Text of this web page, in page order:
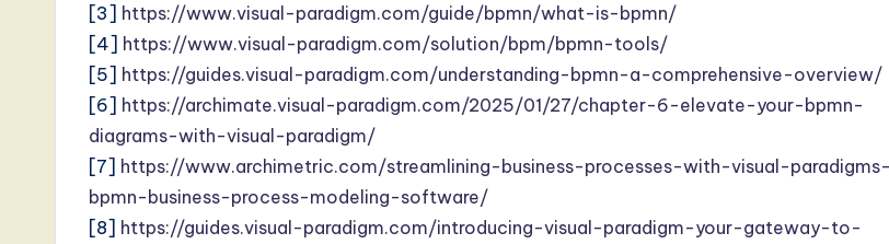
[3] https://www.visual-paradigm.com/guide/bpmn/what-is-bpmn/
[4] https://www.visual-paradigm.com/solution/bpm/bpmn-tools/
[5] https://guides.visual-paradigm.com/understanding-bpmn-a-comprehensive-overview/
[6] https://archimate.visual-paradigm.com/2025/01/27/chapter-6-elevate-your-bpmn-
diagrams-with-visual-paradigm/
[7] https://www.archimetric.com/streamlining-business-processes-with-visual-paradigms-
bpmn-business-process-modeling-software/
[8] https://guides.visual-paradigm.com/introducing-visual-paradigm-your-gateway-to-